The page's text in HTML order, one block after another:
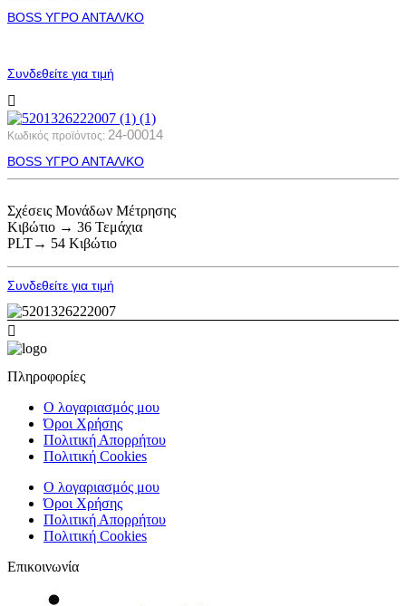
BOSS ΥΓΡΟ ΑΝΤΑΛ/ΚΟ
Συνδεθείτε για τιμή
Κωδικός προϊόντος: 24-00014
BOSS ΥΓΡΟ ΑΝΤΑΛ/ΚΟ
Σχέσεις Μονάδων Μέτρησης
Κιβώτιο → 36 Τεμάχια
PLT→ 54 Κιβώτιο
Συνδεθείτε για τιμή
Πληροφορίες
Ο λογαριασμός μου
Όροι Χρήσης
Πολιτική Απορρήτου
Πολιτική Cookies
Ο λογαριασμός μου
Όροι Χρήσης
Πολιτική Απορρήτου
Πολιτική Cookies
Επικοινωνία